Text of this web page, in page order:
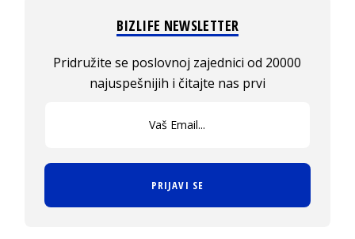
BIZLIFE NEWSLETTER
Pridružite se poslovnoj zajednici od 20000
najuspešnijih i čitajte nas prvi
PRIJAVI SE